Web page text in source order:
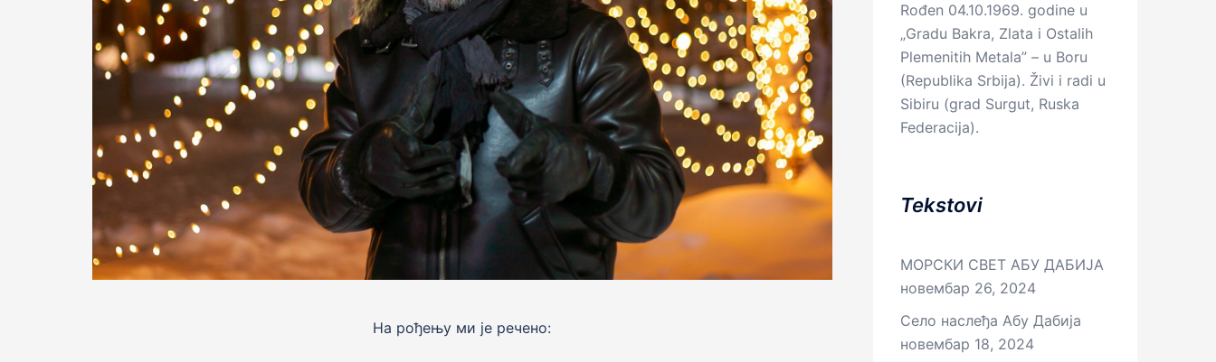
На рођењу ми је речено:
Rođen 04.10.1969. godine u
„Gradu Bakra, Zlata i Ostalih
Plemenitih Metala” – u Boru
(Republika Srbija). Živi i radi u
Sibiru (grad Surgut, Ruska
Federacija).
Tekstovi
МОРСКИ СВЕТ АБУ ДАБИЈА
новембар 26, 2024
Село наслеђа Абу Дабија
новембар 18, 2024